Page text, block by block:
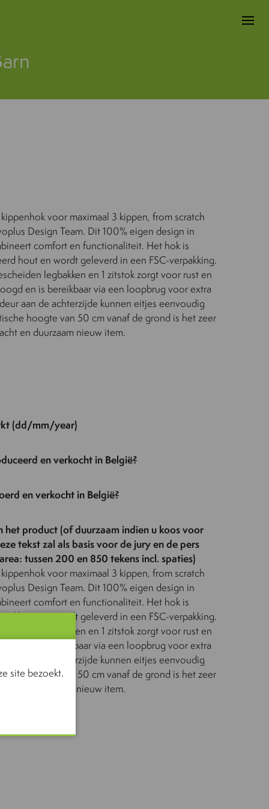
voor maximaal 3 kippen, from scratch
Design Team. Dit 100% eigen design in
comfort en functionaliteit. Het hok is
hout en wordt geleverd in een FSC-verpakking.
legbakken en 1 zitstok zorgt voor rust en
en is bereikbaar via een loopbrug voor extra
aan de achterzijde kunnen eitjes eenvoudig
hoogte van 50 cm vanaf de grond is het zeer
en duurzaam nieuw item.
(dd/mm/year)
en verkocht in België?
en verkocht in België?
het product (of duurzaam indien u koos voor
tekst zal als basis voor de jury en de pers
tussen 200 en 850 tekens incl. spaties)
voor maximaal 3 kippen, from scratch
Design Team. Dit 100% eigen design in
comfort en functionaliteit. Het hok is
hout en wordt geleverd in een FSC-verpakking.
legbakken en 1 zitstok zorgt voor rust en
en is bereikbaar via een loopbrug voor extra
aan de achterzijde kunnen eitjes eenvoudig
hoogte van 50 cm vanaf de grond is het zeer
en duurzaam nieuw item.
site bezoekt.